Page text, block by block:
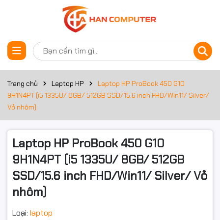
Trang chủ Laptop HP
Laptop HP ProBook 450 G10
9H1N4PT (i5 1335U/ 8GB/ 512GB SSD/15.6 inch FHD/Win11/ Silver/
Vỏ nhôm)
Laptop HP ProBook 450 G10
9H1N4PT (i5 1335U/ 8GB/ 512GB
SSD/15.6 inch FHD/Win11/ Silver/ Vỏ
nhôm)
Loại: laptop
Thông số kỹ thuật
Bộ xử lý
Dòng CPU Core i5
CPU
Mã CPU 1335U
Tốc độ CPU 1.3 GHz
Tần số turbo
tối đa
Up to 4.6 GHz
Đặt trước sản phẩm